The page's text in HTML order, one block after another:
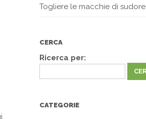
Togliere le macchie di sudore
CERCA
Ricerca per:
CATEGORIE